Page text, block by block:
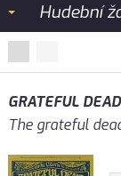
Hudební
GRATEFUL
The grateful